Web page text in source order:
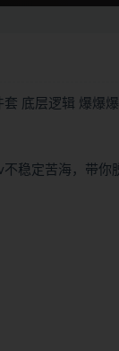
底层逻辑 爆爆爆
稳定苦海，带